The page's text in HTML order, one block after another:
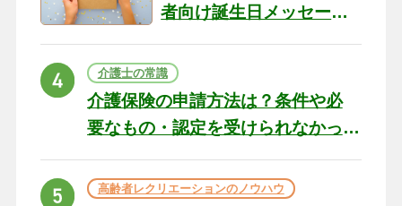
者向け誕生日メッセージ
の例文と書き方のポイン
ト
介護士の常識
介護保険の申請方法は？条件や必
要なもの・認定を受けられなかっ
た場合の対処法
高齢者レクリエーションのノウハウ